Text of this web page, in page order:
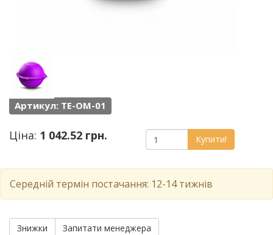
Артикул: TE-OM-01
Ціна: 1 042.52 грн. Купити!
Середній термін постачання: 12-14 тижнів
Знижки Запитати менеджера